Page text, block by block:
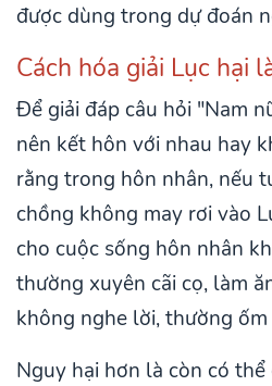
được dùng trong dự đoán
Cách hóa giải Lục hại
Để giải đáp câu hỏi "Nam
nên kết hôn với nhau hay
rằng trong hôn nhân, nếu
chồng không may rơi vào
cho cuộc sống hôn nhân
thường xuyên cãi cọ, làm
không nghe lời, thường
Nguy hại hơn là còn có